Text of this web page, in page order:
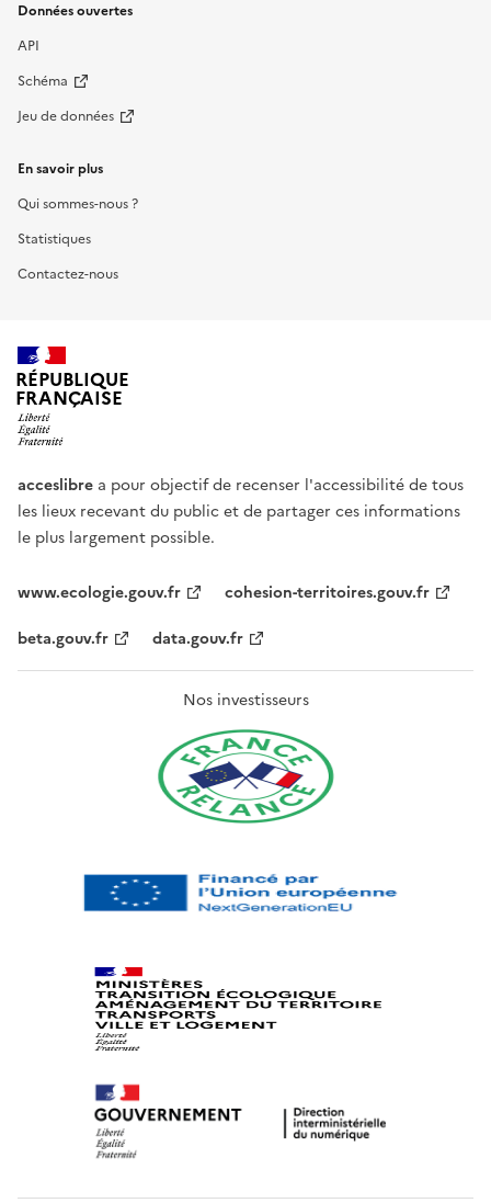
Données ouvertes
API
Schéma
Jeu de données
En savoir plus
Qui sommes-nous ?
Statistiques
Contactez-nous
RÉPUBLIQUE
FRANÇAISE
acceslibre a pour objectif de recenser l'accessibilité de tous
les lieux recevant du public et de partager ces informations
le plus largement possible.
www.ecologie.gouv.fr
cohesion-territoires.gouv.fr
beta.gouv.fr
data.gouv.fr
Nos investisseurs